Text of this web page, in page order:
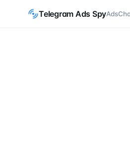
Telegram Ads SpyAds